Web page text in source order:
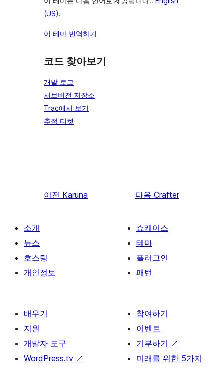
(US).
이 테마 번역하기
코드 찾아보기
개발 로그
서브버전 저장소
Trac에서 보기
추적 티켓
이전 Karuna 다음 Crafter
소개
뉴스
호스팅
개인정보
쇼케이스
테마
플러그인
패턴
배우기
지원
개발자 도구
WordPress.tv ↗
참여하기
이벤트
기부하기 ↗
미래를 위한 5가지